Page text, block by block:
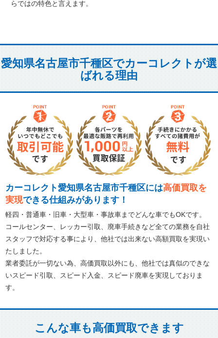
らではの特色と言えます。
愛知県名古屋市千種区でカーコレクトが選
ばれる理由
カーコレクト愛知県名古屋市千種区には高価買取を
実現できる仕組みがあります！
軽四・普通車・旧車・大型車・事故車までどんな車でもOKです。
コールセンター、レッカー引取、廃車手続きなど全ての業務を自社
スタッフで対応する事により、他社では出来ない高額買取を実現い
たしました。
業者委託が一切ない為、高価買取以外にも、他社では真似のできな
いスピード引取、スピード入金、スピード廃車を実現しておりま
す。
こんな車も高価買取できます